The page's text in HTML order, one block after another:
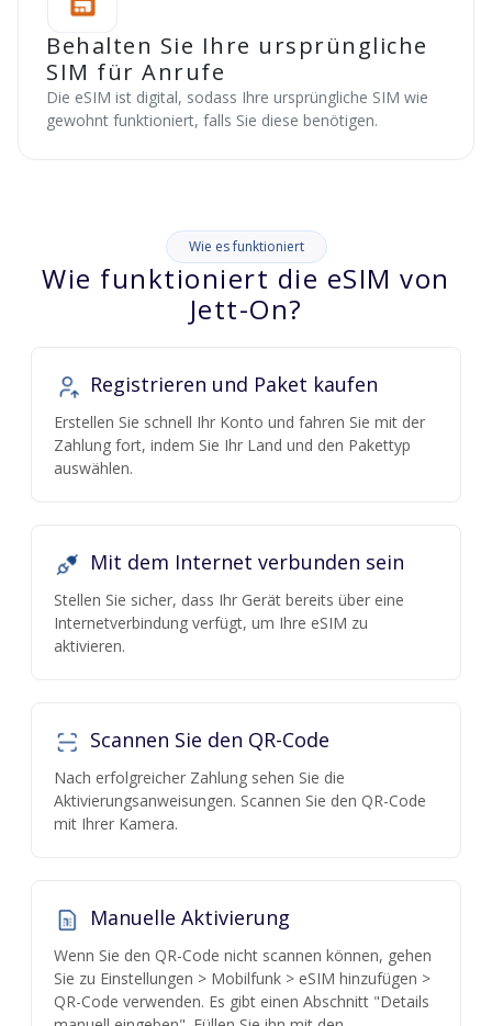
Behalten Sie Ihre ursprüngliche
SIM für Anrufe
Die eSIM ist digital, sodass Ihre ursprüngliche SIM wie
gewohnt funktioniert, falls Sie diese benötigen.
Wie es funktioniert
Wie funktioniert die eSIM von
Jett-On?
Registrieren und Paket kaufen
Erstellen Sie schnell Ihr Konto und fahren Sie mit der
Zahlung fort, indem Sie Ihr Land und den Pakettyp
auswählen.
Mit dem Internet verbunden sein
Stellen Sie sicher, dass Ihr Gerät bereits über eine
Internetverbindung verfügt, um Ihre eSIM zu
aktivieren.
Scannen Sie den QR-Code
Nach erfolgreicher Zahlung sehen Sie die
Aktivierungsanweisungen. Scannen Sie den QR-Code
mit Ihrer Kamera.
Manuelle Aktivierung
Wenn Sie den QR-Code nicht scannen können, gehen
Sie zu Einstellungen > Mobilfunk > eSIM hinzufügen >
QR-Code verwenden. Es gibt einen Abschnitt "Details